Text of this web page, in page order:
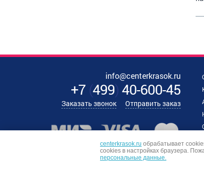
info@centerkrasok.ru
+7( 499 40-600-45
Заказать звонок Отправить заказ
centerkrasok.ru обрабатывает
сookies в настройках браузера.
персональные данные.